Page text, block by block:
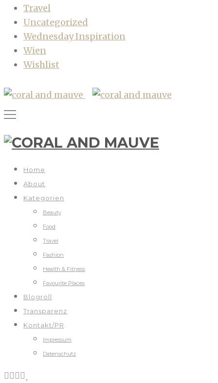
Travel
Uncategorized
Wednesday Inspiration
Wien
Wishlist
Home
About
Kategorien
Beauty
Food
Travel
Fashion
Health & Fitness
Favourite Places
Blogroll
Transparenz
Kontakt/PR
Impressum
Datenschutz